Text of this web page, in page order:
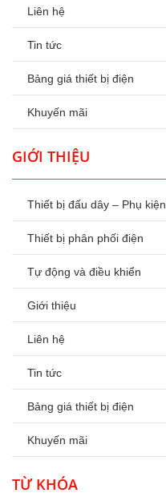
Liên hệ
Tin tức
Bảng giá thiết bị điện
Khuyến mãi
GIỚI THIỆU
Thiết bị đấu dây – Phụ kiện
Thiết bị phân phối điện
Tự động và điều khiển
Giới thiệu
Liên hệ
Tin tức
Bảng giá thiết bị điện
Khuyến mãi
TỪ KHÓA